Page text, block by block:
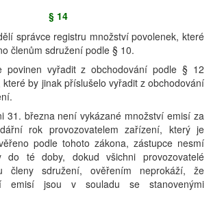
§ 14
správce registru množství povolenek, které
členům sdružení podle § 10.
povinen vyřadit z obchodování podle § 12
by jinak příslušelo vyřadit z obchodování
31. března není vykázané množství emisí za
rok provozovatelem zařízení, který je
podle tohoto zákona, zástupce nesmí
do té doby, dokud všichni provozovatelé
členy sdružení, ověřením neprokáží, že
emisí jsou v souladu se stanovenými